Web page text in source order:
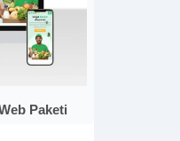
Paketi